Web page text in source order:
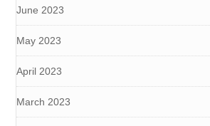
June 2023
May 2023
April 2023
March 2023